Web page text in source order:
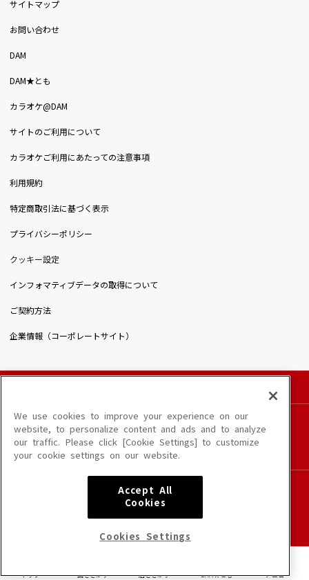
トップ 曲をさがす 店をさがす DAM★とも メニュー
サイトマップ
お問い合わせ
DAM
DAM★とも
カラオケ@DAM
サイトのご利用について
カラオケご利用にあたっての注意事項
利用規約
特定商取引法に基づく表示
プライバシーポリシー
クッキー設定
インフォマティブデータの取得について
ご契約方法
企業情報（コーポレートサイト）
このサイトに掲載されている一切の文章・画像・写真・動画・音声等を、手段や形態を
問わず、著作権法の定める範囲を超えて無断で複製、転載、ファイル化などすることを
禁じます。
楽曲及びコンテンツは、端末や配信状況によりご利用いただけない場合があります。
楽曲によりMYリスト保存ができない場合があります。
6602250213Y31015 6602250112Y38026 6602250240Y31015
NexTone許諾番号
ID000002945 ID000002947 ID000002937 ID000002938
We use cookies to improve your experience on our
website, to personalize content and ads and to analyze
our traffic. Please click [Cookie Settings] to customize
your cookie settings on our website.
Accept All
Cookies
Cookies Settings